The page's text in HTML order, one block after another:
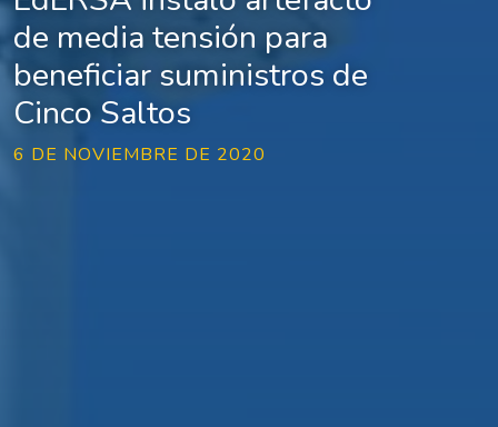
de media tensión para
beneficiar suministros de
Cinco Saltos
6 DE NOVIEMBRE DE 2020